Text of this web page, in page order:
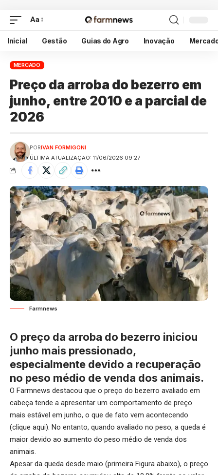
Aa
Inicial Gestão Guias do Agro Inovação
MERCADO
Preço da arroba do bezerro em
junho, entre 2010 e a parcial de
2026
ÚLTIMA ATUALIZAÇÃO: 11/06/2026 09:27
PORIVAN FORMIGONI
Farmnews
O preço da arroba do bezerro iniciou
junho mais pressionado,
especialmente devido a recuperação
no peso médio de venda dos animais.
O Farmnews destacou que o preço do bezerro avaliado em
cabeça tende a apresentar um comportamento de preço
mais estável em junho, o que de fato vem acontecendo
(clique aqui). No entanto, quando avaliado no peso, a queda é
maior devido ao aumento do peso médio de venda dos
animais.
Apesar da queda desde maio (primeira Figura abaixo), o preço